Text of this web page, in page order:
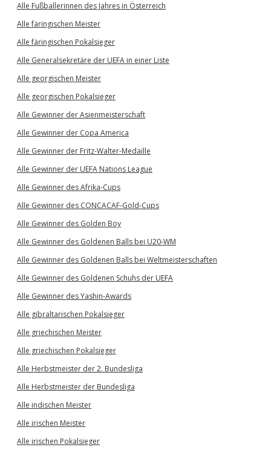
Alle Fußballerinnen des Jahres in Österreich
Alle färingischen Meister
Alle färingischen Pokalsieger
Alle Generalsekretäre der UEFA in einer Liste
Alle georgischen Meister
Alle georgischen Pokalsieger
Alle Gewinner der Asienmeisterschaft
Alle Gewinner der Copa America
Alle Gewinner der Fritz-Walter-Medaille
Alle Gewinner der UEFA Nations League
Alle Gewinner des Afrika-Cups
Alle Gewinner des CONCACAF-Gold-Cups
Alle Gewinner des Golden Boy
Alle Gewinner des Goldenen Balls bei U20-WM
Alle Gewinner des Goldenen Balls bei Weltmeisterschaften
Alle Gewinner des Goldenen Schuhs der UEFA
Alle Gewinner des Yashin-Awards
Alle gibraltarischen Pokalsieger
Alle griechischen Meister
Alle griechischen Pokalsieger
Alle Herbstmeister der 2. Bundesliga
Alle Herbstmeister der Bundesliga
Alle indischen Meister
Alle irischen Meister
Alle irischen Pokalsieger